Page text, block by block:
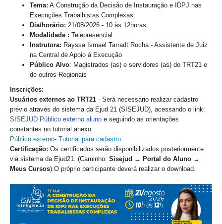
Comitê de Segurança Permanente
Comitê de Combate ao Trabalho Infantil e de Estímulo à
Aprendizagem
Comitê de Incentivo à Participação Institucional Feminina
no âmbito do TRT-11
Comitê de Prevenção e Enfrentamento do Assédio
Comissão Permanente de Gestão Socioambiental
Comitê Gestor do Plano de Contratações e Aquisições
no Âmbito do TRT11
Grupo Operacional do Centro de Inteligência
Comitê de Equidade de Raça, Gênero e Diversidade
Comitê PopRuaJud
Comissão de Justiça Itinerante
Comissão Permanente de Avaliação Documental
Automação e IA
Tema: A Construção da Decisão de Instauração e IDPJ nas
Execuções Trabalhistas Complexas.
Dia/horário: 21/08/2026 - 10 às 12horas
Modalidade : Telepresencial
Instrutora: Rayssa Ismael Tarradt Rocha - Assistente de Juiz
na Central de Apoio à Execução
Público Alvo: Magistrados (as) e servidores (as) do TRT21 e
de outros Regionais
Inscrições:
Usuários externos ao TRT21 - Será necessário realizar cadastro
prévio através do sistema da Ejud 21 (SISEJUD), acessando o link:
SISEJUD Público externo aluno e seguindo as orientações
constantes no tutorial anexo.
Público externo- Tutorial para cadastro.
Certificação: Os certificados serão disponibilizados posteriormente
via sistema da Ejud21. (Caminho: Sisejud → Portal do Aluno →
Meus Cursos).O próprio participante deverá realizar o download.